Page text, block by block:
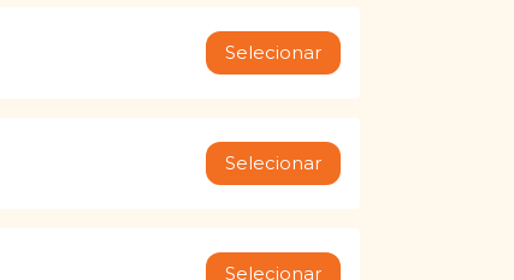
Selecionar
Selecionar
Selecionar